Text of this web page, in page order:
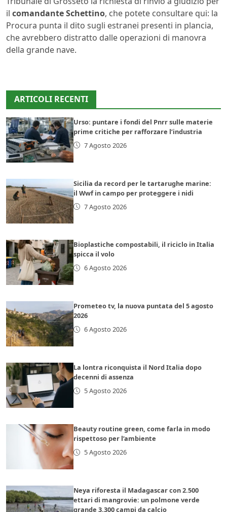
il comandante Schettino, che potete consultare qui: la
Procura punta il dito sugli estranei presenti in plancia,
che avrebbero distratto dalle operazioni di manovra
della grande nave.
ARTICOLI RECENTI
Urso: puntare i fondi del Pnrr sulle materie
prime critiche per rafforzare l’industria
7 Agosto 2026
Sicilia da record per le tartarughe marine:
il Wwf in campo per proteggere i nidi
7 Agosto 2026
Bioplastiche compostabili, il riciclo in Italia
spicca il volo
6 Agosto 2026
Prometeo tv, la nuova puntata del 5 agosto
2026
6 Agosto 2026
La lontra riconquista il Nord Italia dopo
decenni di assenza
5 Agosto 2026
Beauty routine green, come farla in modo
rispettoso per l’ambiente
5 Agosto 2026
Neya riforesta il Madagascar con 2.500
ettari di mangrovie: un polmone verde
grande 3.300 campi da calcio